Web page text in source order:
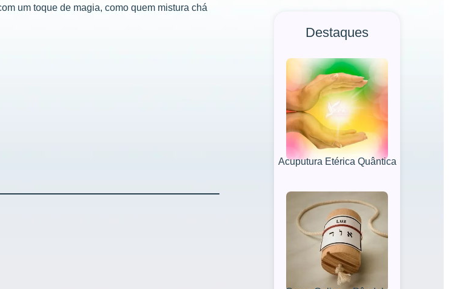
um toque de magia, como quem mistura chá
Destaques
Acuputura Etérica Quântica